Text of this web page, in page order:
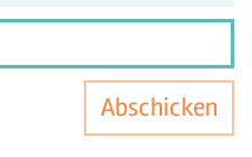
Abschicken